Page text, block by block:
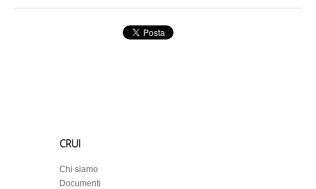
CRUI
Chi siamo
Documenti